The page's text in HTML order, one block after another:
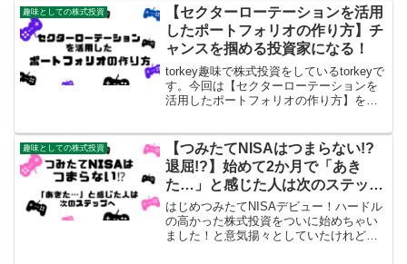
でしょう。私自身も30歳の頃、まさに投
資については何も知らな...
趣味としての株式投資
【セクターローテーションを活用
したポートフォリオの作り方】チ
ャンスを掴める投資家になる！
torkey趣味で株式投資をしているtorkeyで
す。今回は【セクターローテーションを
活用したポートフォリオの作り方】を紹
がおススメする分散投資術」と「バフェ
ット太郎氏...
趣味としての株式投資
【つみたてNISAはつまらない!?
退屈!?】始めて2か月で「あき
た…」と感じた人は次のステップ
へ
はじめつみたてNISAデビュー！ハードル
の高かった株式投資をついに始めちゃい
ました！と意気揚々としていたけれど、2